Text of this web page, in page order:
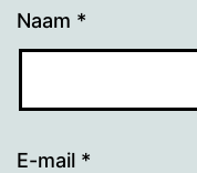
Naam *
E-mail *